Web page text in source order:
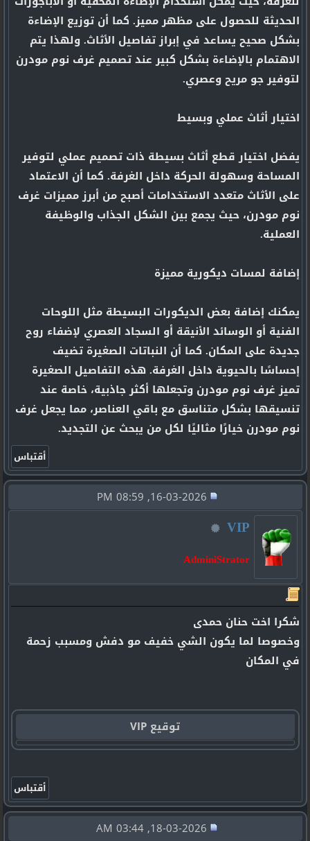
الحديثة للحصول على مظهر مميز. كما أن توزيع الإضاءة
بشكل صحيح يساعد في إبراز تفاصيل الأثاث. ولهذا يتم
الاهتمام بالإضاءة بشكل كبير عند تصميم غرف نوم مودرن
لتوفير جو مريح وعصري.
اختيار أثاث عملي وبسيط
يفضل اختيار قطع أثاث بسيطة ذات تصميم عملي لتوفير
المساحة وسهولة الحركة داخل الغرفة. كما أن الاعتماد
على الأثاث متعدد الاستخدامات أصبح من أبرز مميزات غرف
نوم مودرن، حيث يجمع بين الشكل الجذاب والوظيفة
العملية.
إضافة لمسات ديكورية مميزة
يمكنك إضافة بعض الديكورات البسيطة مثل اللوحات
الفنية أو الوسائد الأنيقة أو السجاد العصري لإضفاء روح
جديدة على المكان. كما أن النباتات الصغيرة تضيف
إحساسًا بالحيوية داخل الغرفة. هذه التفاصيل الصغيرة
تميز غرف نوم مودرن وتجعلها أكثر جاذبية، خاصة عند
تنسيقها بشكل متناسق مع باقي العناصر، مما يجعل غرف
نوم مودرن خيارًا مثاليًا لكل من يبحث عن التجديد.
VIP
AdminiStrator
شكرا اخت حنان حمدى
وخصوصا لما يكون الشي خفيف مو دفش ومسبب زحمة
في المكان
توقيع VIP